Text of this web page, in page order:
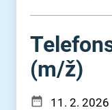
(m⁠/⁠ž)
11. 2. 2026